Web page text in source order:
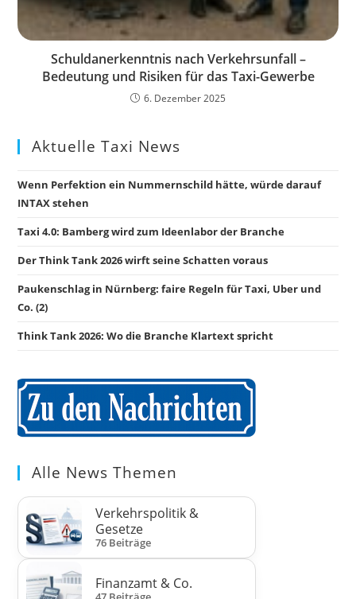
Schuldanerkenntnis nach Verkehrsunfall –
Bedeutung und Risiken für das Taxi-Gewerbe
6. Dezember 2025
Aktuelle Taxi News
Wenn Perfektion ein Nummernschild hätte, würde darauf
INTAX stehen
Taxi 4.0: Bamberg wird zum Ideenlabor der Branche
Der Think Tank 2026 wirft seine Schatten voraus
Paukenschlag in Nürnberg: faire Regeln für Taxi, Uber und
Co. (2)
Think Tank 2026: Wo die Branche Klartext spricht
Alle News Themen
Verkehrspolitik &
Gesetze
76 Beiträge
Finanzamt & Co.